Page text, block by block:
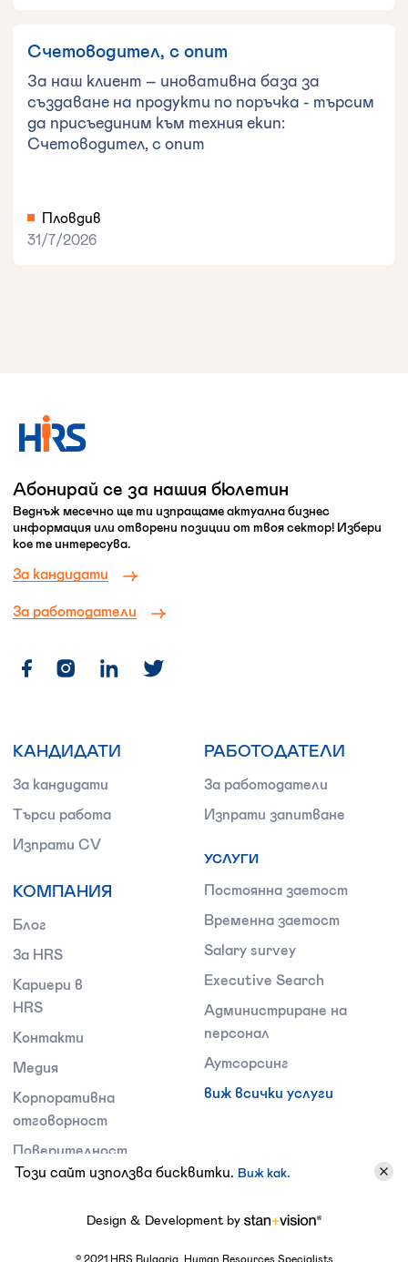
Този сайт използва бисквитки. Виж как.
Счетоводител, с опит
За наш клиент – иновативна база за
създаване на продукти по поръчка - търсим
да присъединим към техния екип:
Счетоводител, с опит
Пловдив
31/7/2026
Абонирай се за нашия бюлетин
Веднъж месечно ще ти изпращаме актуална бизнес
информация или отворени позиции от твоя сектор! Избери
кое те интересува.
За кандидати
За работодатели
КАНДИДАТИ
За кандидати
Търси работа
Изпрати CV
КОМПАНИЯ
Блог
За HRS
Кариери в
HRS
Контакти
Медия
Корпоративна
отговорност
Поверителност
РАБОТОДАТЕЛИ
За работодатели
Изпрати запитване
УСЛУГИ
Постоянна заетост
Временна заетост
Salary survey
Executive Search
Администриране на
персонал
Аутсорсинг
виж всички услуги
Design & Development by
© 2021HRS Bulgaria. Human Resources Specialists